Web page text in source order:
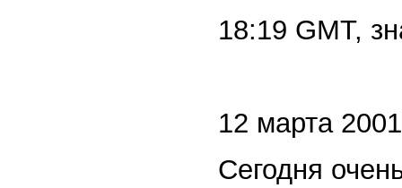
18:19 GMT,
12 марта 2001
Сегодня